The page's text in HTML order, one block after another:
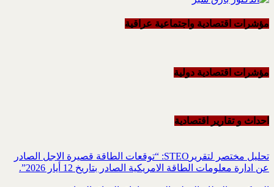
مؤشرات اقتصادية واجتماعية عراقية
مؤشرات اقتصادية دولية
احداث و تقاریر اقتصادیة
تحليل مختصر لتقريرSTEO‏: “توقعات الطاقة قصيرة الاجل الصادر
عن ادارة معلومات الطاقة الامريكية ‏الصادر بتاريخ 12 أيار 2026”.‏